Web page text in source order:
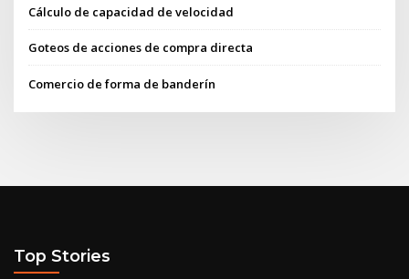
Cálculo de capacidad de velocidad
Goteos de acciones de compra directa
Comercio de forma de banderín
Top Stories